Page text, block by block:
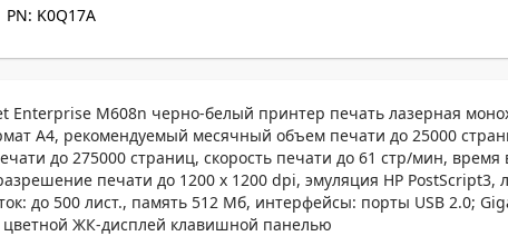
PN: K0Q17A
Enterprise M608n черно-белый принтер печать лазерная
A4, рекомендуемый месячный объем печати до 25000
до 275000 страниц, скорость печати до 61 стр/мин, время
печати до 1200 x 1200 dpi, эмуляция HP PostScript3,
до 500 лист., память 512 Мб, интерфейсы: порты USB 2.0;
цветной ЖК-дисплей клавишной панелью